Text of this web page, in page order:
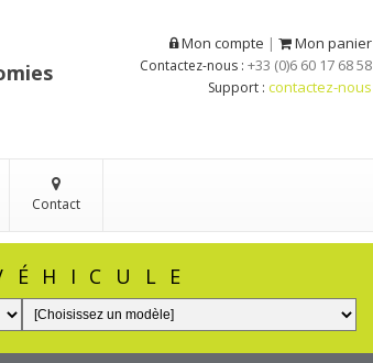
Mon compte | Mon panier
Contactez-nous : +33 (0)6 60 17 68 58
Support : contactez-nous
Contact